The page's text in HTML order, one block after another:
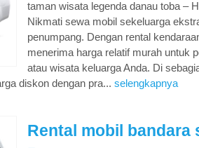
taman wisata legenda danau toba –
Nikmati sewa mobil sekeluarga
penumpang. Dengan rental
menerima harga relatif murah untuk
atau wisata keluarga Anda. Di
diskon dengan pra... selengkapnya
Rental mobil bandara